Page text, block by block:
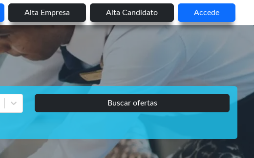
Alta Empresa Alta Candidato Accede
Buscar ofertas